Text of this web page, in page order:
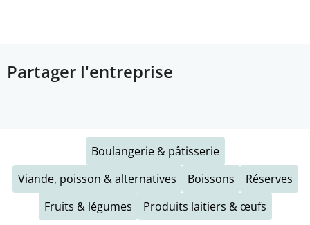
Partager l'entreprise
Boulangerie & pâtisserie
Viande, poisson & alternatives
Boissons
Réserves
Fruits & légumes
Produits laitiers & œufs